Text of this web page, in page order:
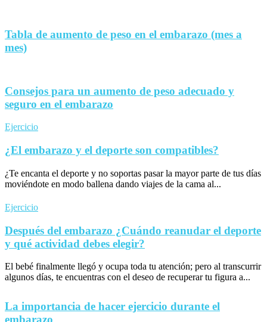
Tabla de aumento de peso en el embarazo (mes a
mes)
Consejos para un aumento de peso adecuado y
seguro en el embarazo
Ejercicio
¿El embarazo y el deporte son compatibles?
¿Te encanta el deporte y no soportas pasar la mayor parte de tus días
moviéndote en modo ballena dando viajes de la cama al...
Ejercicio
Después del embarazo ¿Cuándo reanudar el deporte
y qué actividad debes elegir?
El bebé finalmente llegó y ocupa toda tu atención; pero al transcurrir
algunos días, te encuentras con el deseo de recuperar tu figura a...
La importancia de hacer ejercicio durante el